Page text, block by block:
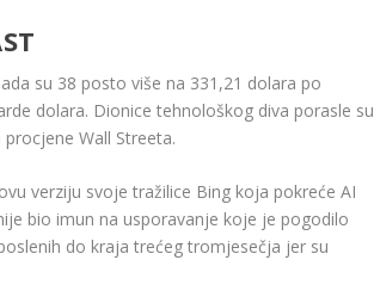
su 38 posto više na 331,21 dolara po
dolara. Dionice tehnološkog diva porasle su
Wall Streeta.
verziju svoje tražilice Bing koja pokreće AI
bio imun na usporavanje koje je pogodilo
do kraja trećeg tromjesečja jer su